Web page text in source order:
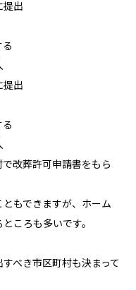
提出
提出
改葬許可申請書をもら
もできますが、ホーム
ころも多いです。
べき市区町村も決まって